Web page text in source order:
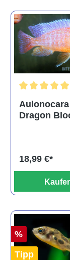
Dragon
18,99 €*
%
Tipp